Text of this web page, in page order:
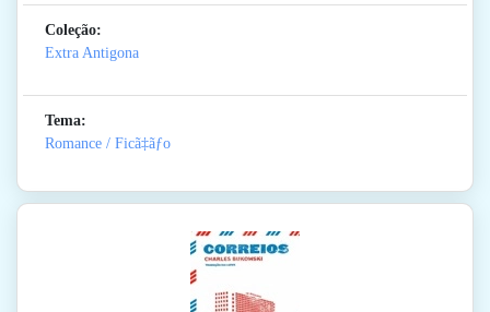
Coleção:
Extra Antigona
Tema:
Romance / Ficã‡ãƒo